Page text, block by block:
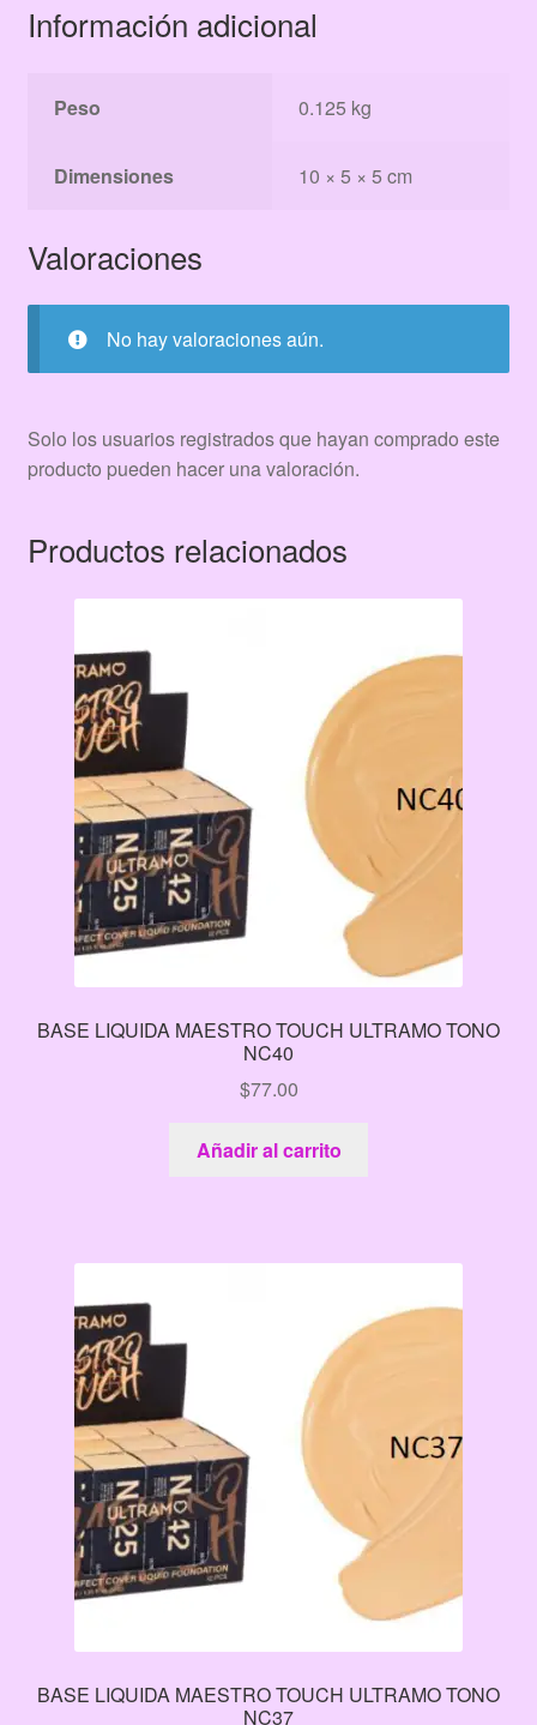
Información adicional
Peso 0.125 kg
Dimensiones 10 × 5 × 5 cm
Valoraciones
No hay valoraciones aún.
Solo los usuarios registrados que hayan comprado este
producto pueden hacer una valoración.
Productos relacionados
BASE LIQUIDA MAESTRO TOUCH ULTRAMO TONO
NC40
$77.00
Añadir al carrito
BASE LIQUIDA MAESTRO TOUCH ULTRAMO TONO
NC37